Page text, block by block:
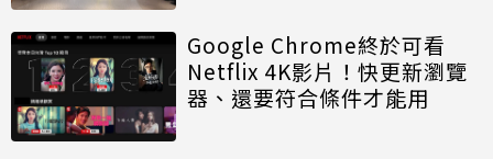
Google Chrome終於可看
Netflix 4K影片！快更新瀏覽
器、還要符合條件才能用